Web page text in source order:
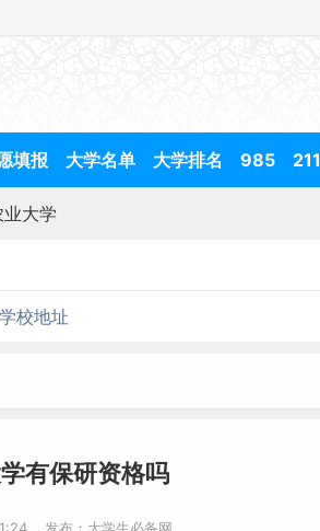
填报 大学名单 大学排名 985 211
大学
学校地址
有保研资格吗